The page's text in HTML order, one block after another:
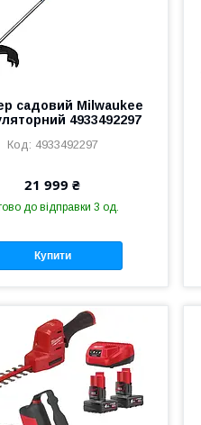
садовий Milwaukee
4933492297
4933492297
21 999 ₴
до відправки 3 од.
Купити